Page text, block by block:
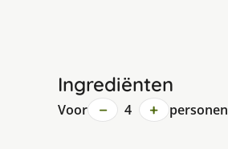
Ingrediënten
Voor − 4 + personen